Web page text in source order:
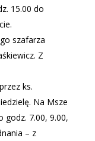
15.00 do
szafarza
Z
ks.
Na Msze
godz. 7.00, 9.00,
– z